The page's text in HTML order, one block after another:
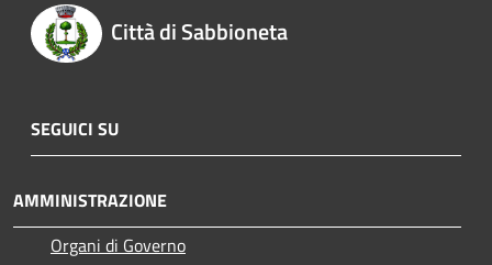
Città di Sabbioneta
SEGUICI SU
AMMINISTRAZIONE
Organi di Governo